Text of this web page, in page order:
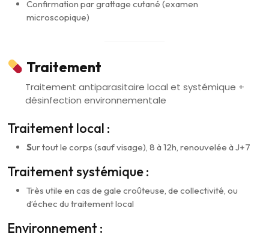
Confirmation par grattage cutané (examen
microscopique)
Traitement
Traitement antiparasitaire local et systémique +
désinfection environnementale
Traitement local :
Sur tout le corps (sauf visage), 8 à 12h, renouvelée à J+7
Traitement systémique :
Très utile en cas de gale croûteuse, de collectivité, ou
d’échec du traitement local
Environnement :